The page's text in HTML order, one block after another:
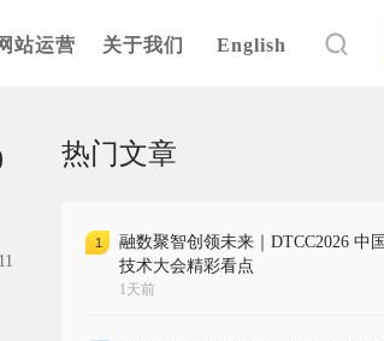
站运营 关于我们 English
热门文章
1
融数聚智创领未来｜DTCC2026 中
技术大会精彩看点
1天前